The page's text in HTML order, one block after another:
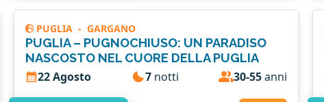
PUGLIA - GARGANO
PUGLIA – PUGNOCHIUSO: UN PARADISO
NASCOSTO NEL CUORE DELLA PUGLIA
22 Agosto 7notti 30-55anni